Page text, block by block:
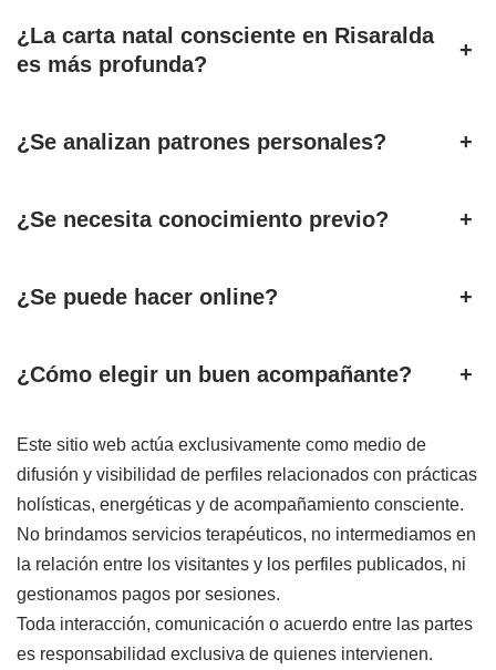
¿La carta natal consciente en Risaralda
es más profunda?
+
¿Se analizan patrones personales? +
¿Se necesita conocimiento previo? +
¿Se puede hacer online? +
¿Cómo elegir un buen acompañante? +
Este sitio web actúa exclusivamente como medio de
difusión y visibilidad de perfiles relacionados con prácticas
holísticas, energéticas y de acompañamiento consciente.
No brindamos servicios terapéuticos, no intermediamos en
la relación entre los visitantes y los perfiles publicados, ni
gestionamos pagos por sesiones.
Toda interacción, comunicación o acuerdo entre las partes
es responsabilidad exclusiva de quienes intervienen.